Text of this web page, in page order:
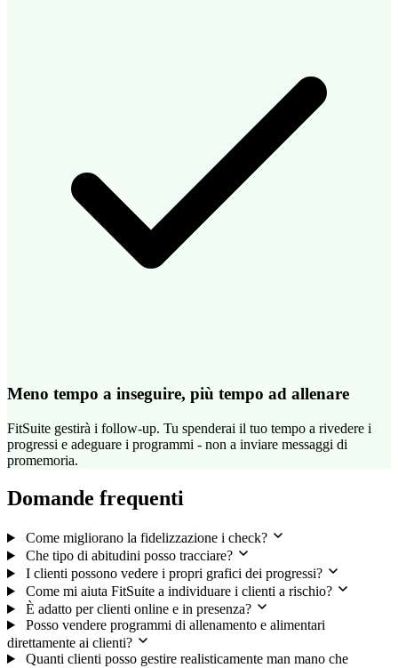
Meno tempo a inseguire, più tempo ad allenare
FitSuite gestirà i follow-up. Tu spenderai il tuo tempo a rivedere i
progressi e adeguare i programmi - non a inviare messaggi di
promemoria.
Domande frequenti
Come migliorano la fidelizzazione i check?
Che tipo di abitudini posso tracciare?
I clienti possono vedere i propri grafici dei progressi?
Come mi aiuta FitSuite a individuare i clienti a rischio?
È adatto per clienti online e in presenza?
Posso vendere programmi di allenamento e alimentari
direttamente ai clienti?
Quanti clienti posso gestire realisticamente man mano che